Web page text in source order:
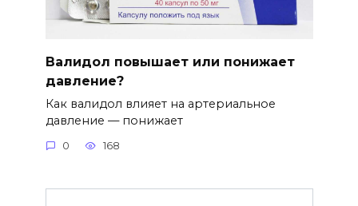
Валидол повышает или понижает
давление?
Как валидол влияет на артериальное
давление — понижает
0 168